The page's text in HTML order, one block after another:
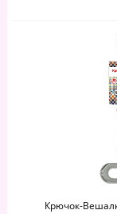
Крючок-